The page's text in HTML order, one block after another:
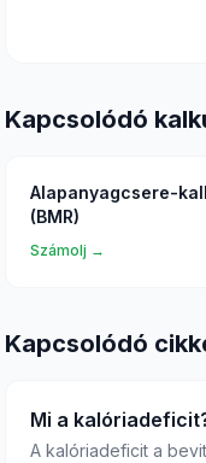
Kapcsolódó
Alapanyagcsere-
(BMR)
Számolj →
Kapcsolódó
Mi a
A kalóriadeficit a